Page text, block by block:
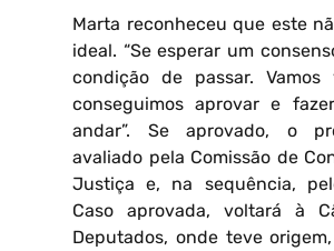
Marta reconheceu que este
ideal. “Se esperar um
condição de passar.
conseguimos aprovar e
andar”. Se aprovado, o
avaliado pela Comissão de
Justiça e, na sequência,
Caso aprovada, voltará à
Deputados, onde teve